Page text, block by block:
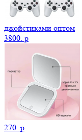
джойстиками оптом
3800. p
270. p